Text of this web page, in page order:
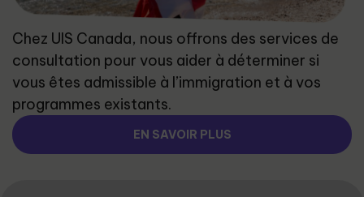
Chez UIS Canada, nous offrons des services de
consultation pour vous aider à déterminer si
vous êtes admissible à l’immigration et à vos
programmes existants.
EN SAVOIR PLUS